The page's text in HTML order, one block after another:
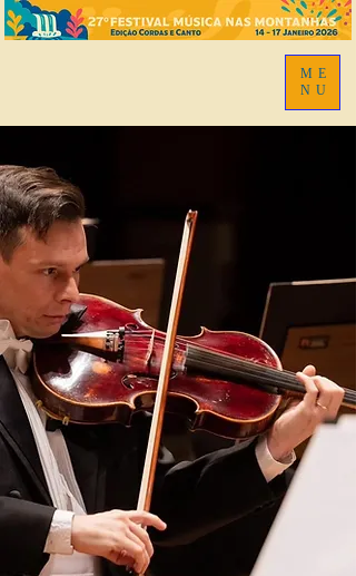
ME
NU